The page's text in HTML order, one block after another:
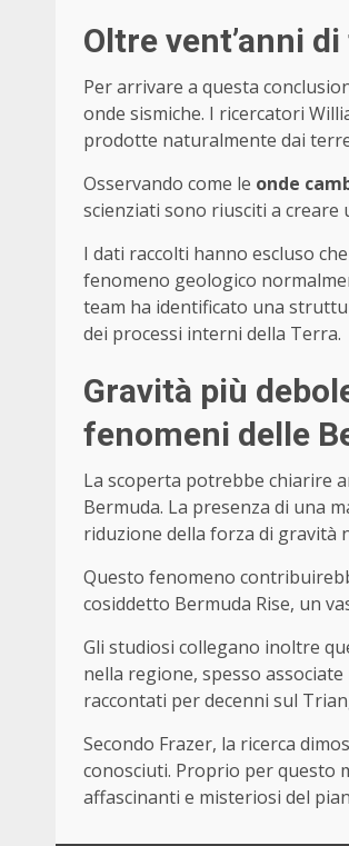
Oltre vent’anni
Per arrivare a questa
onde sismiche. I ricercatori
prodotte naturalmente dai
Osservando come le onde
scienziati sono riusciti a
I dati raccolti hanno escluso
fenomeno geologico
team ha identificato una
dei processi interni della Terra.
Gravità più
fenomeni delle
La scoperta potrebbe chiarire
Bermuda. La presenza di una
riduzione della forza di gravità
Questo fenomeno
cosiddetto Bermuda Rise, un
Gli studiosi collegano inoltre
nella regione, spesso
raccontati per decenni sul
Secondo Frazer, la ricerca
conosciuti. Proprio per questo
affascinanti e misteriosi del